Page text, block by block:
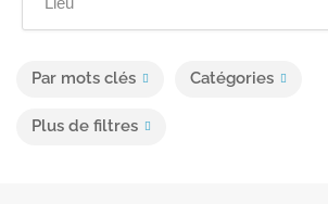
Par mots clés Catégories
Plus de filtres